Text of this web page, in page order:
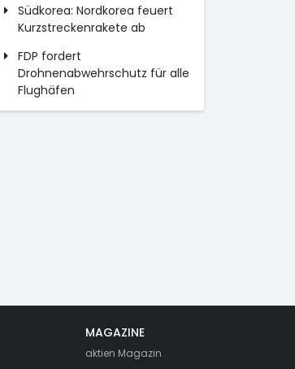
Südkorea: Nordkorea feuert
Kurzstreckenrakete ab
FDP fordert
Drohnenabwehrschutz für alle
Flughäfen
MAGAZINE
aktien Magazin